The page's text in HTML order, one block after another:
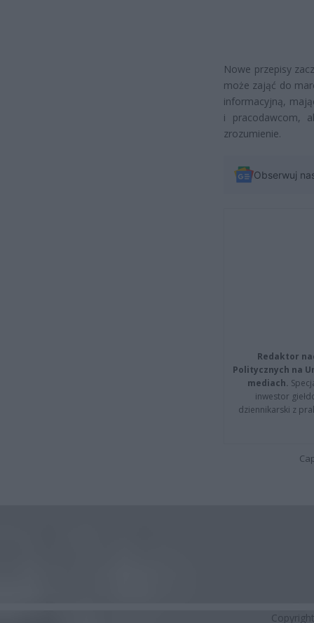
Nowe przepisy
może zająć do
informacyjną,
i pracodawcom,
zrozumienie.
Obserwuj
Redaktor
Politycznych na
mediach.
inwestor
dziennikarski z